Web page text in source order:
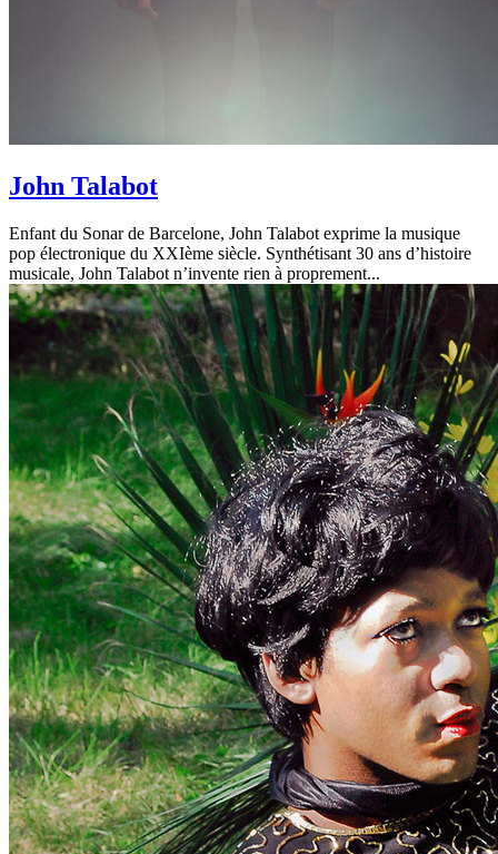
John Talabot
Enfant du Sonar de Barcelone, John Talabot exprime la musique
pop électronique du XXIème siècle. Synthétisant 30 ans d’histoire
musicale, John Talabot n’invente rien à proprement...